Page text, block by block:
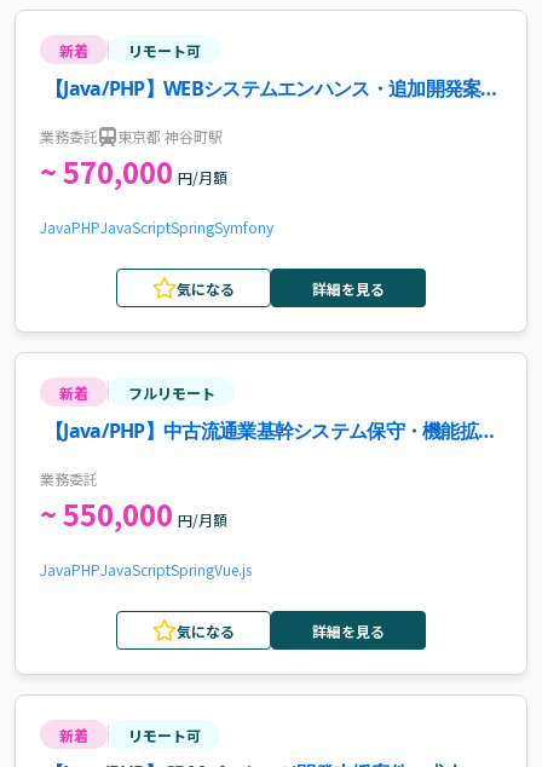
新着 リモート可
【Java/PHP】WEBシステムエンハンス・追加開発案
業務委託 東京都 神谷町駅
~ 570,000 円/月額
JavaPHPJavaScriptSpringSymfony
気になる 詳細を見る
新着 フルリモート
【Java/PHP】中古流通業基幹システム保守・機能拡張
業務委託
~ 550,000 円/月額
JavaPHPJavaScriptSpringVue.js
気になる 詳細を見る
新着 リモート可